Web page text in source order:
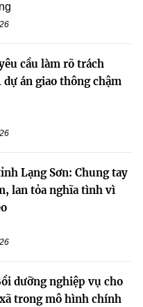
cầu làm rõ trách
án giao thông chậm
Lạng Sơn: Chung tay
lan tỏa nghĩa tình vì
dưỡng nghiệp vụ cho
trong mô hình chính